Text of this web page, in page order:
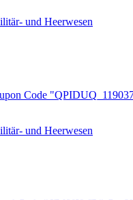
und Heerwesen
Code
und Heerwesen